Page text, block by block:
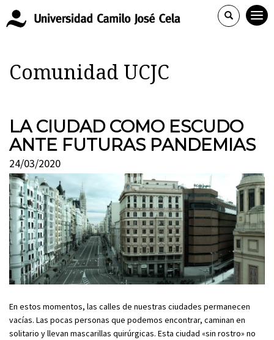
Comunidad UCJC
LA CIUDAD COMO ESCUDO
ANTE FUTURAS PANDEMIAS
24/03/2020
En estos momentos, las calles de nuestras ciudades permanecen
vacías. Las pocas personas que podemos encontrar, caminan en
solitario y llevan mascarillas quirúrgicas. Esta ciudad «sin rostro» no